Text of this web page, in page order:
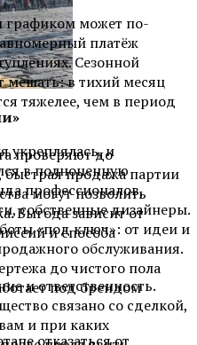
укреплялась, и
в полноценную
профессионалов,
собственные дизайнеры.
«под ключ»: от идеи и
обслуживания.
до чистого пола
под брендом
отказаться от
графиком может по-
платёж
Сезонной
в тихий месяц
тяжелее, чем в период
проверяют до
быстрая продажа партии
могут позволить
Выгода зависит от
и способа
и ответственность.
связано со сделкой,
и при каких